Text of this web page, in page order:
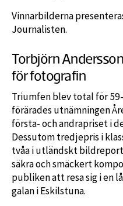
Vinnarbilderna
Journalisten.
Torbjörn
för fotografin
Triumfen blev total för
förärades utnämningen
första- och andrapriset i
Dessutom tredjepris i
tvåa i utländskt
säkra och smäckert
publiken att resa sig i en
galan i Eskilstuna.